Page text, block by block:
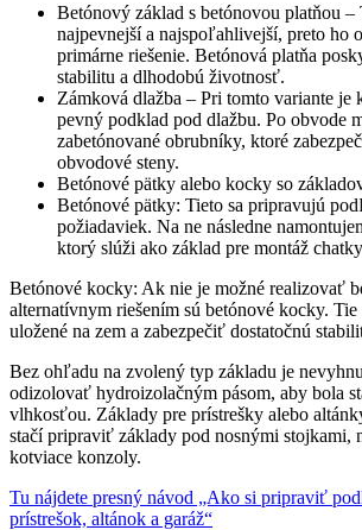
Betónový základ s betónovou platňou –
najpevnejší a najspoľahlivejší, preto ho
primárne riešenie. Betónová platňa
stabilitu a dlhodobú životnosť.
Zámková dlažba – Pri tomto variante
pevný podklad pod dlažbu. Po obvode
zabetónované obrubníky, ktoré
obvodové steny.
Betónové pätky alebo kocky so
Betónové pätky: Tieto sa pripravujú
požiadaviek. Na ne následne
ktorý slúži ako základ pre montáž
Betónové kocky: Ak nie je možné realizovať
alternatívnym riešením sú betónové kocky.
uložené na zem a zabezpečiť dostatočnú
Bez ohľadu na zvolený typ základu je
odizolovať hydroizolačným pásom, aby bola
vlhkosťou. Základy pre prístrešky alebo
stačí pripraviť základy pod nosnými stojkami,
kotviace konzoly.
Tu nájdete presný návod „Ako si pripraviť
prístrešok, altánok a garáž“